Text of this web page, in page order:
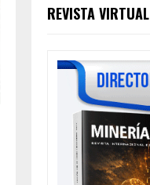
REVISTA VIRTUAL